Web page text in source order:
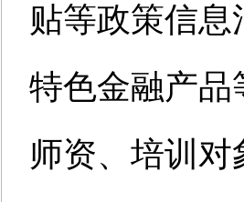
贴等政策信
特色金融产
师资、培训